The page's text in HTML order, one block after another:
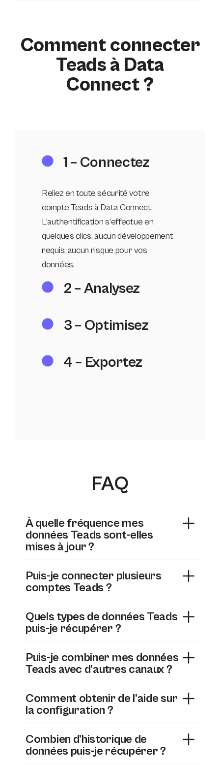
Comment connecter
Teads à Data
Connect ?
1 – Connectez
Reliez en toute sécurité votre
compte Teads à Data Connect.
L’authentification s’effectue en
quelques clics, aucun développement
requis, aucun risque pour vos
données.
2 – Analysez
3 – Optimisez
4 – Exportez
FAQ
À quelle fréquence mes
données Teads sont-elles
mises à jour ?
Puis-je connecter plusieurs
comptes Teads ?
Quels types de données Teads
puis-je récupérer ?
Puis-je combiner mes données
Teads avec d’autres canaux ?
Comment obtenir de l’aide sur
la configuration ?
Combien d’historique de
données puis-je récupérer ?